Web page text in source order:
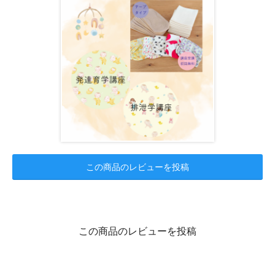
この商品のレビューを投稿
この商品のレビューを投稿